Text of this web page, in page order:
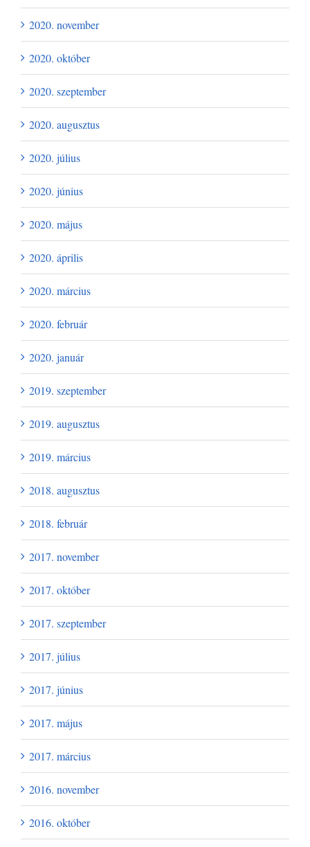
2020. november
2020. október
2020. szeptember
2020. augusztus
2020. július
2020. június
2020. május
2020. április
2020. március
2020. február
2020. január
2019. szeptember
2019. augusztus
2019. március
2018. augusztus
2018. február
2017. november
2017. október
2017. szeptember
2017. július
2017. június
2017. május
2017. március
2016. november
2016. október